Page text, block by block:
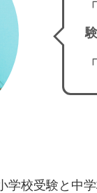
学校受験と中